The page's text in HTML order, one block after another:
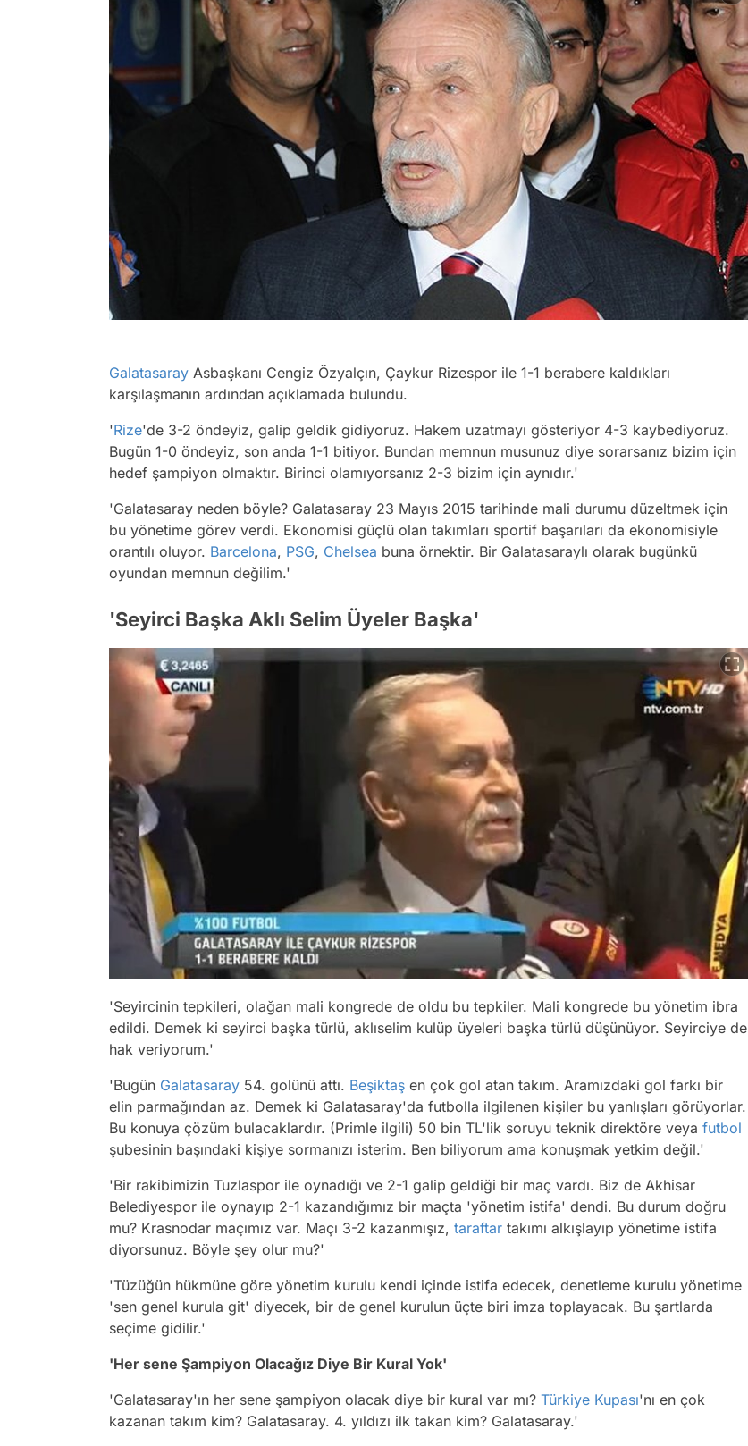
Galatasaray Asbaşkanı Cengiz Özyalçın, Çaykur Rizespor ile 1-1 berabere kaldıkları
karşılaşmanın ardından açıklamada bulundu.
'Rize'de 3-2 öndeyiz, galip geldik gidiyoruz. Hakem uzatmayı gösteriyor 4-3 kaybediyoruz.
Bugün 1-0 öndeyiz, son anda 1-1 bitiyor. Bundan memnun musunuz diye sorarsanız bizim için
hedef şampiyon olmaktır. Birinci olamıyorsanız 2-3 bizim için aynıdır.'
'Galatasaray neden böyle? Galatasaray 23 Mayıs 2015 tarihinde mali durumu düzeltmek için
bu yönetime görev verdi. Ekonomisi güçlü olan takımları sportif başarıları da ekonomisiyle
orantılı oluyor. Barcelona, PSG, Chelsea buna örnektir. Bir Galatasaraylı olarak bugünkü
oyundan memnun değilim.'
'Seyirci Başka Aklı Selim Üyeler Başka'
'Seyircinin tepkileri, olağan mali kongrede de oldu bu tepkiler. Mali kongrede bu yönetim ibra
edildi. Demek ki seyirci başka türlü, aklıselim kulüp üyeleri başka türlü düşünüyor. Seyirciye de
hak veriyorum.'
'Bugün Galatasaray 54. golünü attı. Beşiktaş en çok gol atan takım. Aramızdaki gol farkı bir
elin parmağından az. Demek ki Galatasaray'da futbolla ilgilenen kişiler bu yanlışları görüyorlar.
Bu konuya çözüm bulacaklardır. (Primle ilgili) 50 bin TL'lik soruyu teknik direktöre veya futbol
şubesinin başındaki kişiye sormanızı isterim. Ben biliyorum ama konuşmak yetkim değil.'
'Bir rakibimizin Tuzlaspor ile oynadığı ve 2-1 galip geldiği bir maç vardı. Biz de Akhisar
Belediyespor ile oynayıp 2-1 kazandığımız bir maçta 'yönetim istifa' dendi. Bu durum doğru
mu? Krasnodar maçımız var. Maçı 3-2 kazanmışız, taraftar takımı alkışlayıp yönetime istifa
diyorsunuz. Böyle şey olur mu?'
'Tüzüğün hükmüne göre yönetim kurulu kendi içinde istifa edecek, denetleme kurulu yönetime
'sen genel kurula git' diyecek, bir de genel kurulun üçte biri imza toplayacak. Bu şartlarda
seçime gidilir.'
'Her sene Şampiyon Olacağız Diye Bir Kural Yok'
'Galatasaray'ın her sene şampiyon olacak diye bir kural var mı? Türkiye Kupası'nı en çok
kazanan takım kim? Galatasaray. 4. yıldızı ilk takan kim? Galatasaray.'